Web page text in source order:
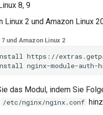
nginx in eine
3 QUIC
- RPM-Pakete
-
8, 9
Linux 2 und Amazon Linux
7 und Amazon Linux 2
https://
das Modul, indem Sie
/etc/nginx/nginx.conf